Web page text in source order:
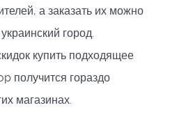
а заказать их можно
город.
купить подходящее
получится гораздо
магазинах.